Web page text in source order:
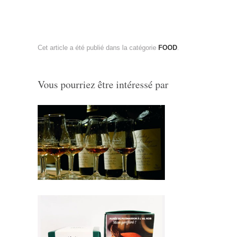
Cet article a été publié dans la catégorie FOOD
Vous pourriez être intéressé par